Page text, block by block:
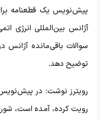
پیش‌نویس یک قطعنامه
آژانس بین‌المللی انرژی
سوالات باقی‌مانده آژانس
توضیح دهد.
رویترز نوشت: در پیش‌نویس
رویت کرده، آمده است،